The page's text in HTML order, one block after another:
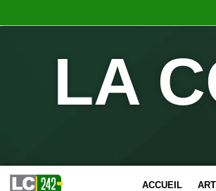
LA
ACCUEIL